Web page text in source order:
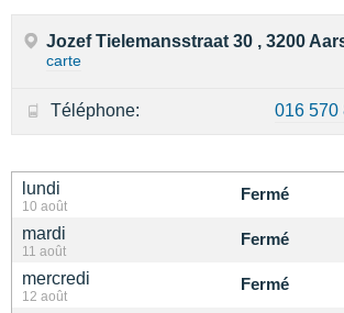
lundi
10 août
Fermé
mardi
11 août
Fermé
mercredi
12 août
Fermé
Jozef Tielemansstraat 30 , 3200
carte
Téléphone: 016 570